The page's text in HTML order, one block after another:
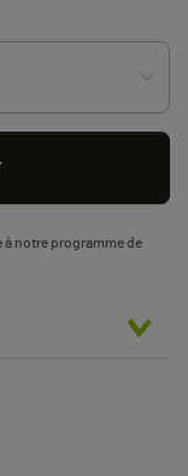
à notre programme de